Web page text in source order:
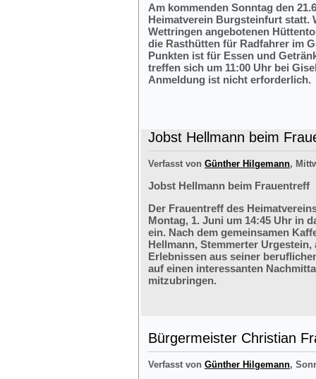
Am kommenden Sonntag den
Heimatverein Burgsteinfurt statt.
Wettringen angebotenen
die Rasthütten für Radfahrer im
Punkten ist für Essen und
treffen sich um 11:00 Uhr bei
Anmeldung ist nicht erforderlich.
Jobst Hellmann beim
Verfasst von Günther Hilgemann,
Jobst Hellmann beim Frauentreff
Der Frauentreff des
Montag, 1. Juni um 14:45 Uhr in
ein. Nach dem gemeinsamen
Hellmann, Stemmerter
Erlebnissen aus seiner
auf einen interessanten
mitzubringen.
Bürgermeister Christian
Verfasst von Günther Hilgemann,